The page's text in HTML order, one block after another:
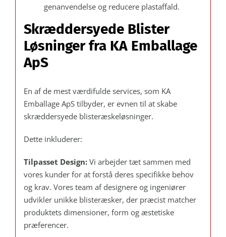
genanvendelse og reducere plastaffald.
Skræddersyede Blister
Løsninger fra KA Emballage
ApS
En af de mest værdifulde services, som KA
Emballage ApS tilbyder, er evnen til at skabe
skræddersyede blisteræskeløsninger.
Dette inkluderer:
Tilpasset Design:Vi arbejder tæt sammen med
vores kunder for at forstå deres specifikke behov
og krav. Vores team af designere og ingeniører
udvikler unikke blisteræsker, der præcist matcher
produktets dimensioner, form og æstetiske
præferencer.